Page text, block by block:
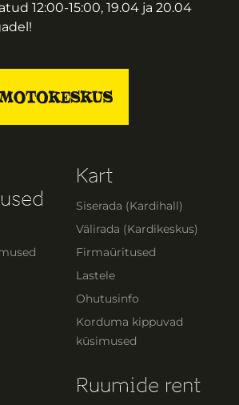
12:00-15:00, 19.04 ja 20.04
Kart
Siserada (Kardihall)
Välirada (Kardikeskus)
Firmaüritused
Lastele
Ohutusinfo
Korduma kippuvad
küsimused
Ruumide rent